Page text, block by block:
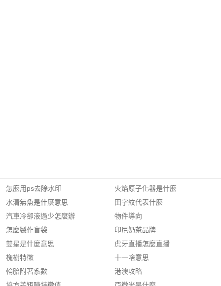
怎麼用ps去除水印
水清無魚是什麼意思
汽車冷卻液過少怎麼辦
怎麼製作盲袋
雙星是什麼意思
槐樹特徵
輪胎附著系數
火焰原子化器是什麼
田字紋代表什麼
物件導向
印尼奶茶品牌
虎牙直播怎麼直播
十一啥意思
港澳攻略